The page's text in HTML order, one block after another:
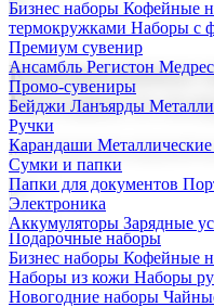
Бизнес наборы Кофейные
термокружками Наборы с
Премиум сувенир
Ансамбль Регистон
Промо-сувениры
Бейджи Ланъярды
Ручки
Карандаши
Сумки и папки
Папки для документов
Электроника
Аккумуляторы Зарядные
Корпоративные
Поставка со
Мы предлагаем широкий
Подарочные наборы
Бизнес наборы Кофейные
Наборы из кожи Наборы
Новогодние наборы